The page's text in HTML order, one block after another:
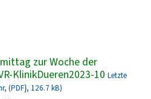
zur Woche der
KlinikDueren2023-10 Letzte
(PDF}, 126.7 kB)